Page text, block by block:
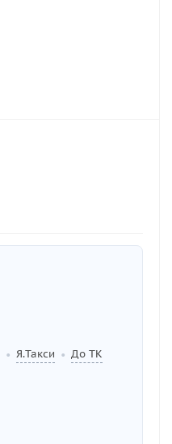
• Я.Такси • До ТК